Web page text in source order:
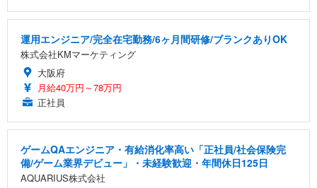
運用エンジニア/完全在宅勤務/6ヶ月間研修/ブランクありOK
株式会社KMマーケティング
大阪府
月給40万円～78万円
正社員
ゲームQAエンジニア・有給消化率高い「正社員/社会保険完
備/ゲーム業界デビュー」・未経験歓迎・年間休日125日
AQUARIUS株式会社